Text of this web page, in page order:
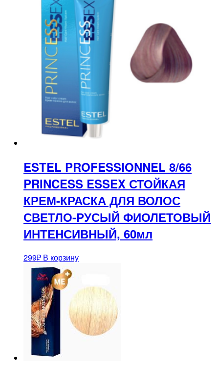
ESTEL PROFESSIONNEL 8/66
PRINCESS ESSEX СТОЙКАЯ
КРЕМ-КРАСКА ДЛЯ ВОЛОС
СВЕТЛО-РУСЫЙ ФИОЛЕТОВЫЙ
ИНТЕНСИВНЫЙ, 60мл
299₽ В корзину